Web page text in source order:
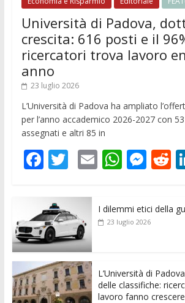
Università di Padova,
crescita: 616 posti e il
ricercatori trova lavoro
anno
23 luglio 2026
L’Università di Padova ha ampliato
per l’anno accademico 2026-2027 con
assegnati e altri 85 in
F
e
b
o
o
k
T
itt
er
E
ai
l
W
s
p
M
ss
e
er
R
I dilemmi etici della
23 luglio 2026
L’Università di
delle classifiche:
lavoro fanno